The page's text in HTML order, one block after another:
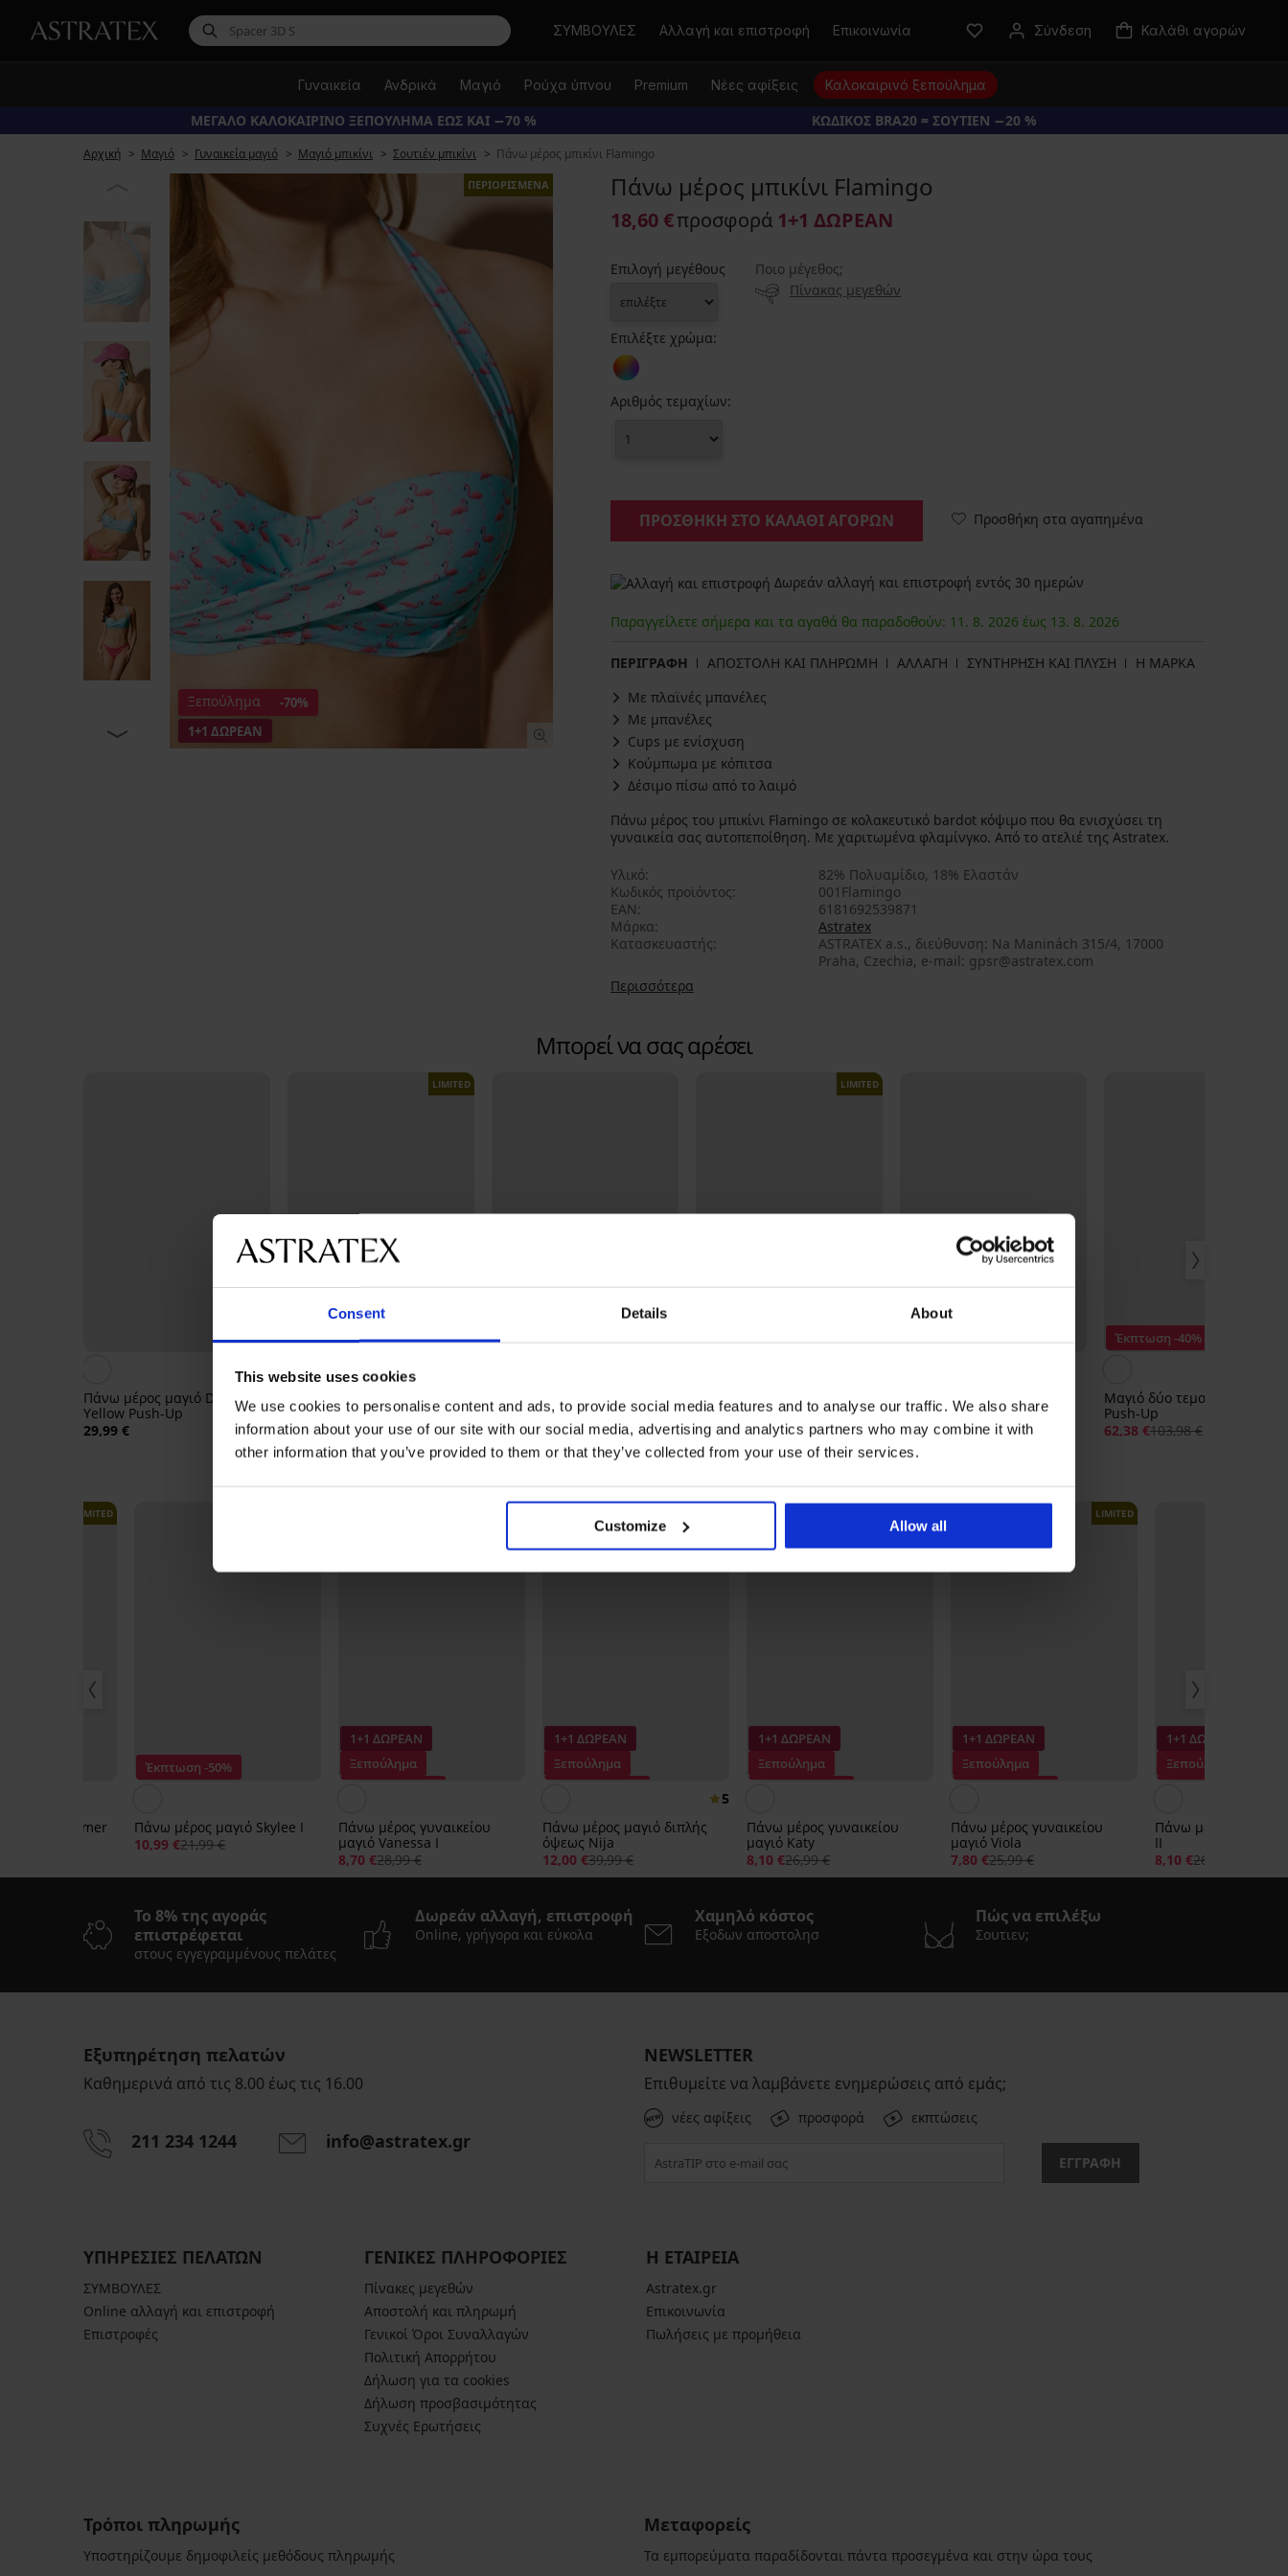
Consent Details About
This website uses cookies
We use cookies to personalise content and ads, to provide social media features and to analyse our traffic. We also share
information about your use of our site with our social media, advertising and analytics partners who may combine it with
other information that you’ve provided to them or that they’ve collected from your use of their services.
Customize Allow all
Αναζήτηση
ΣΥΜΒΟΥΛΕΣ Αλλαγή και επιστροφή Επικοινωνία Σύνδεση Καλάθι αγορών
Γυναικεία Ανδρικά Μαγιό Ρούχα ύπνου Premium Νέες αφίξεις Καλοκαιρινό ξεπούλημα
ΜΕΓΑΛΟ ΚΑΛΟΚΑΙΡΙΝΟ ΞΕΠΟΥΛΗΜΑ ΕΩΣ ΚΑΙ −70 % ΚΩΔΙΚΟΣ BRA20 = ΣΟΥΤΙΕΝ −20 %
Αρχική Μαγιό Γυναικεία μαγιό Μαγιό μπικίνι Σουτιέν μπικίνι Πάνω μέρος μπικίνι Flamingo
Ξεπούλημα
-70%
1+1 ΔΩΡΕΑΝ
ΠΕΡΙΟΡΙΣΜΕΝΑ Πάνω μέρος μπικίνι Flamingo
18,60 €προσφορά 1+1 ΔΩΡΕΑΝ
Επιλογή μεγέθους
Ποιο μέγεθος;
Πίνακας μεγεθών
Επιλέξτε χρώμα:
Αριθμός τεμαχίων:
ΠΡΟΣΘΗΚΗ ΣΤΟ ΚΑΛΑΘΙ ΑΓΟΡΩΝ Προσθήκη στα αγαπημένα
Δωρεάν αλλαγή και επιστροφή εντός 30 ημερών
Παραγγείλετε σήμερα και τα αγαθά θα παραδοθούν: 11. 8. 2026 έως 13. 8. 2026
ΠΕΡΙΓΡΑΦΗ ΑΠΟΣΤΟΛΗ ΚΑΙ ΠΛΗΡΩΜΗ ΑΛΛΑΓΗ ΣΥΝΤΗΡΗΣΗ ΚΑΙ ΠΛΥΣΗ
Η ΜΆΡΚΑ
Με πλαϊνές μπανέλες
Με μπανέλες
Cups με ενίσχυση
Κούμπωμα με κόπιτσα
Δέσιμο πίσω από το λαιμό
Πάνω μέρος του μπικίνι Flamingo σε κολακευτικό bardot κόψιμο που θα ενισχύσει τη
γυναικεία σας αυτοπεποίθηση. Με χαριτωμένα φλαμίνγκο. Από το ατελιέ της Astratex.
Υλικό
82% Πολυαμίδιο, 18% Ελαστάν
Κωδικός προϊόντος
001Flamingo
EAN
6181692539871
Μάρκα
Astratex
Κατασκευαστής
ASTRATEX a.s., διεύθυνση: Na Maninách 315/4, 17000
Praha, Czechia, e-mail: gpsr@astratex.com
Περισσότερα
Μπορεί να σας αρέσει
Πάνω μέρος μαγιό Dalji
Yellow Push-Up
29,99 €
1+1 ΔΩΡΕΑΝ
LIMITED
Μαγιό δύο τεμαχίων Afia
27,49 €54,98 €
Πάνω μέρος μαγιό Raha
Push-Up
14,99 €29,99 €
LIMITED
Πάνω μέρος μαγιό Summer
Mood IV
19,80 € 65,99 €
Κάτω μέρος μαγιό Dalji
Yellow
13,99 €
Έκπτωση -40%
Μαγιό δύο τεμαχίων Kare
Push-Up
62,38 €103,98 €
LIMITED
μαγιό Summer
Έκπτωση -50%
Πάνω μέρος μαγιό Skylee Ι
10,99 €21,99 €
1+1 ΔΩΡΕΑΝ
Ξεπούλημα
Πάνω μέρος γυναικείου
μαγιό Vanessa I
8,70 €28,99 €
1+1 ΔΩΡΕΑΝ
Ξεπούλημα
5
Πάνω μέρος μαγιό διπλής
όψεως Nija
12,00 €39,99 €
1+1 ΔΩΡΕΑΝ
Ξεπούλημα
Πάνω μέρος γυναικείου
μαγιό Katy
8,10 €26,99 €
1+1 ΔΩΡΕΑΝ
Ξεπούλημα
LIMITED
Πάνω μέρος γυναικείου
μαγιό Viola
7,80 €25,99 €
1+1 ΔΩΡΕΑΝ
Ξεπούλημα
Πάνω μέρος
II
8,10 €26,99 €
γυναικείου
μαγιό
μπικίνι
Abeba
€
Το 8% της αγοράς
επιστρέφεται
στους εγγεγραμμένους πελάτες
Δωρεάν αλλαγή, επιστροφή
Online, γρήγορα και εύκολα
Χαμηλό κόστος
Εξοδων αποστολησ
Πώς να επιλέξω
Σουτιεν;
Εξυπηρέτηση πελατών
Καθημερινά από τις 8.00 έως τις 16.00
211 234 1244 info@astratex.gr
NEWSLETTER
Επιθυμείτε να λαμβάνετε ενημερώσεις από εμάς;
νέες αφίξεις προσφορά εκπτώσεις
ΕΓΓΡΑΦΗ
ΥΠΗΡΕΣΙΕΣ ΠΕΛΑΤΩΝ
ΣΥΜΒΟΥΛΕΣ
Online αλλαγή και επιστροφή
Επιστροφές
ΓΕΝΙΚΕΣ ΠΛΗΡΟΦΟΡΙΕΣ
Πίνακες μεγεθών
Αποστολή και πληρωμή
Γενικοί Όροι Συναλλαγών
Πολιτική Απορρήτου
Δήλωση για τα cookies
Δήλωση προσβασιμότητας
Συχνές Ερωτήσεις
Η ΕΤΑΙΡΕΙΑ
Astratex.gr
Επικοινωνία
Πωλήσεις με προμήθεια
Τρόποι πληρωμής
Υποστηρίζουμε δημοφιλείς μεθόδους πληρωμής
Μεταφορείς
Τα εμπορεύματα παραδίδονται πάντα προσεγμένα και στην ώρα τους